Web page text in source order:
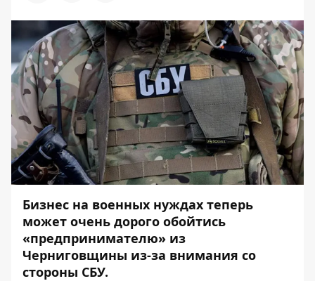
Бизнес на военных нуждах теперь
может очень дорого обойтись
«предпринимателю» из
Черниговщины из-за внимания со
стороны СБУ.